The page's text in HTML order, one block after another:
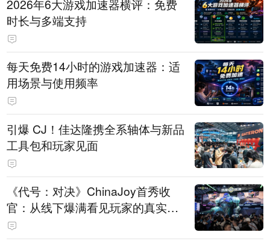
2026年6大游戏加速器横评：免费
时长与多端支持
每天免费14小时的游戏加速器：适
用场景与使用频率
引爆 CJ！佳达隆携全系轴体与新品
工具包和玩家见面
《代号：对决》ChinaJoy首秀收
官：从线下爆满看见玩家的真实期
待